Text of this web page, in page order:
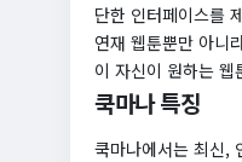
단한 인터페이스를
연재 웹툰뿐만 아니
이 자신이 원하는
쿡마나 특징
쿡마나에서는 최신,